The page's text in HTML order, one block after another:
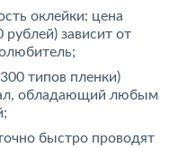
оклейки: цена
рублей) зависит от
типов пленки)
обладающий любым
быстро проводят